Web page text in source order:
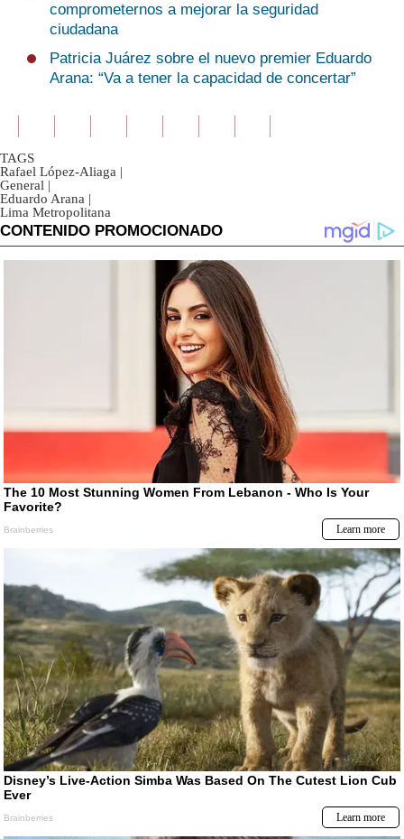
comprometernos a mejorar la seguridad
ciudadana
Patricia Juárez sobre el nuevo premier Eduardo
Arana: “Va a tener la capacidad de concertar”
TAGS
Rafael López-Aliaga |
General |
Eduardo Arana |
Lima Metropolitana